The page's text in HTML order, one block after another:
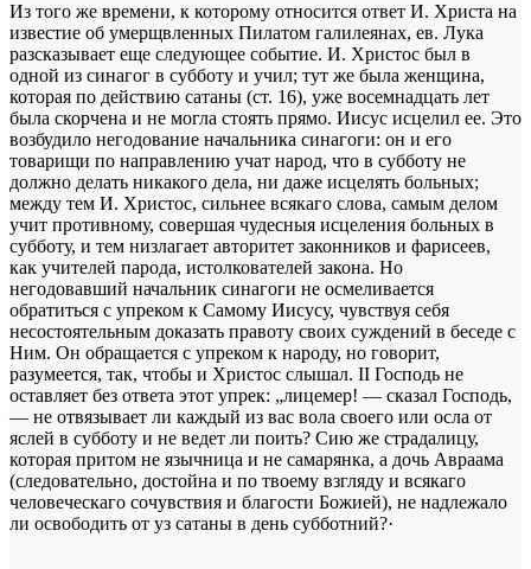
Из того же времени, к которому относится ответ И. Христа на
известие об умерщвленных Пилатом галилеянах, ев. Лука
разсказывает еще следующее событие. И. Христос был в
одной из синагог в субботу и учил; тут же была женщина,
которая по действию сатаны (ст. 16), уже восемнадцать лет
была скорчена и не могла стоять прямо. Иисус исцелил ее. Это
возбудило негодование начальника синагоги: он и его
товарищи по направлению учат народ, что в субботу не
должно делать никакого дела, ни даже исцелять больных;
между тем И. Христос, сильнее всякаго слова, самым делом
учит противному, совершая чудесныя исцеления больных в
субботу, и тем низлагает авторитет законников и фарисеев,
как учителей парода, истолкователей закона. Но
негодовавший начальник синагоги не осмеливается
обратиться с упреком к Самому Иисусу, чувствуя себя
несостоятельным доказать правоту своих суждений в беседе с
Ним. Он обращается с упреком к народу, но говорит,
разумеется, так, чтобы и Христос слышал. II Господь не
оставляет без ответа этот упрек: „лицемер! — сказал Господь,
— не отвязывает ли каждый из вас вола своего или осла от
яслей в субботу и не ведет ли поить? Сию же страдалицу,
которая притом не язычница и не самарянка, а дочь Авраама
(следовательно, достойна и по твоему взгляду и всякаго
человеческаго сочувствия и благости Божией), не надлежало
ли освободить от уз сатаны в день субботний?·